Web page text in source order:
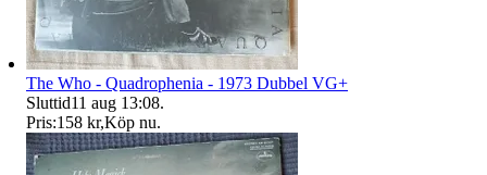
The Who - Quadrophenia - 1973 Dubbel VG+
Sluttid11 aug 13:08.
Pris:158 kr,Köp nu.